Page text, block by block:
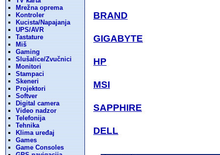
Mrežna oprema
Kontroler
Kucista/Napajanja
UPS/AVR
Tastature
Miš
Gaming
Slušalice/Zvučnici
Monitori
Stampaci
Skeneri
Projektori
Softver
Digital camera
Video nadzor
Telefonija
Tehnika
Klima uređaj
Games
Game Consoles
BRAND
GIGABYTE
HP
MSI
SAPPHIRE
DELL